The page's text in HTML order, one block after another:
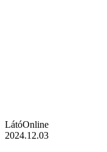
LátóOnline
2024.12.03